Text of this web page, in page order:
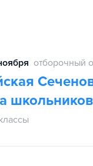
отборочный
школьников